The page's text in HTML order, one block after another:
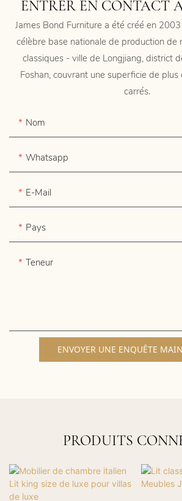
ENTRER EN CONTACT
James Bond Furniture a été créé en
célèbre base nationale de production de
classiques - ville de Longjiang, district
Foshan, couvrant une superficie de
carrés.
Nom
Whatsapp
E-Mail
Pays
Teneur
ENVOYER UNE ENQUÊTE
PRODUITS